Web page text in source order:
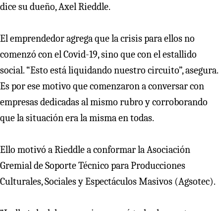
dice su dueño, Axel Rieddle.
El emprendedor agrega que la crisis para ellos no
comenzó con el Covid-19, sino que con el estallido
social. “Esto está liquidando nuestro circuito”, asegura.
Es por ese motivo que comenzaron a conversar con
empresas dedicadas al mismo rubro y corroborando
que la situación era la misma en todas.
Ello motivó a Rieddle a conformar la Asociación
Gremial de Soporte Técnico para Producciones
Culturales, Sociales y Espectáculos Masivos (Agsotec).